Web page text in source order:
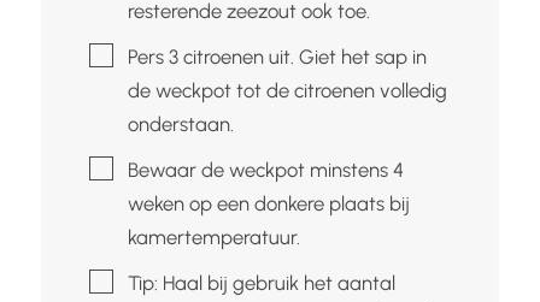
resterende zeezout ook toe.
▢Pers 3 citroenen uit. Giet het sap in
de weckpot tot de citroenen volledig
onderstaan.
▢Bewaar de weckpot minstens 4
weken op een donkere plaats bij
kamertemperatuur.
▢
Tip: Haal bij gebruik het aantal